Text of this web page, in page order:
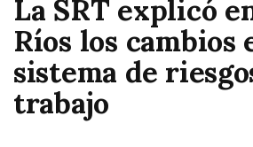
Nación
La SRT explicó
Ríos los cambios
sistema de
trabajo